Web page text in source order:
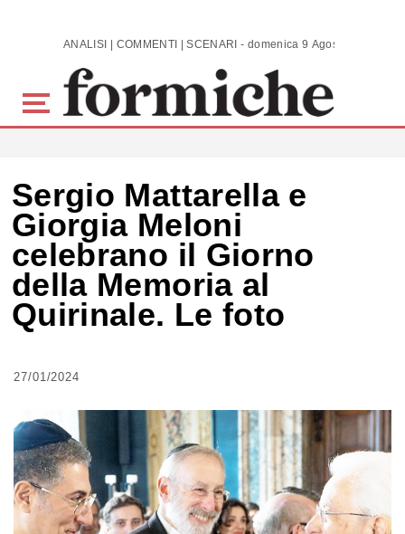
Skip to main content ANALISI | COMMENTI | SCENARI - domenica 9 Agosto 2026
Sergio Mattarella e
Giorgia Meloni
celebrano il Giorno
della Memoria al
Quirinale. Le foto
27/01/2024